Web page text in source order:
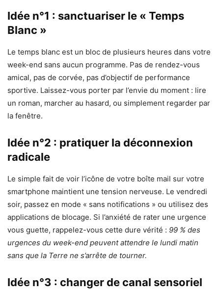
Idée n°1 : sanctuariser le « Temps
Blanc »
Le temps blanc est un bloc de plusieurs heures dans votre
week-end sans aucun programme. Pas de rendez-vous
amical, pas de corvée, pas d’objectif de performance
sportive. Laissez-vous porter par l’envie du moment : lire
un roman, marcher au hasard, ou simplement regarder par
la fenêtre.
Idée n°2 : pratiquer la déconnexion
radicale
Le simple fait de voir l’icône de votre boîte mail sur votre
smartphone maintient une tension nerveuse. Le vendredi
soir, passez en mode « sans notifications » ou utilisez des
applications de blocage. Si l’anxiété de rater une urgence
vous guette, rappelez-vous cette dure vérité : 99 % des
urgences du week-end peuvent attendre le lundi matin
sans que la Terre ne s’arrête de tourner.
Idée n°3 : changer de canal sensoriel